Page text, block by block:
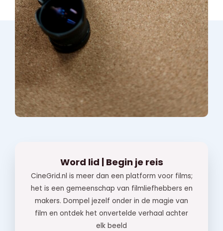
Word lid | Begin je reis
CineGrid.nl is meer dan een platform voor films;
het is een gemeenschap van filmliefhebbers en
makers. Dompel jezelf onder in de magie van
film en ontdek het onvertelde verhaal achter
elk beeld